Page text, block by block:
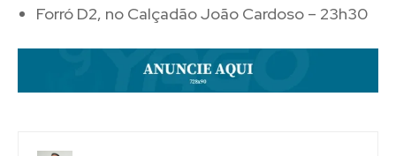
Forró D2, no Calçadão João Cardoso – 23h30